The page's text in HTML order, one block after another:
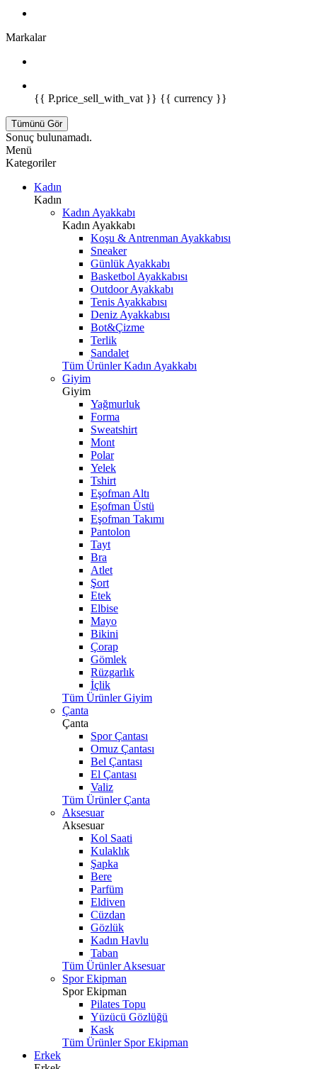
Markalar
{{ P.price_sell_with_vat }} {{ currency }}
Tümünü Gör
Sonuç bulunamadı.
Menü
Kategoriler
Kadın
Kadın
Kadın Ayakkabı
Kadın Ayakkabı
Koşu & Antrenman Ayakkabısı
Sneaker
Günlük Ayakkabı
Basketbol Ayakkabısı
Outdoor Ayakkabı
Tenis Ayakkabısı
Deniz Ayakkabısı
Bot&Çizme
Terlik
Sandalet
Tüm Ürünler Kadın Ayakkabı
Giyim
Giyim
Yağmurluk
Forma
Sweatshirt
Mont
Polar
Yelek
Tshirt
Eşofman Altı
Eşofman Üstü
Eşofman Takımı
Pantolon
Tayt
Bra
Atlet
Şort
Etek
Elbise
Mayo
Bikini
Çorap
Gömlek
Rüzgarlık
İçlik
Tüm Ürünler Giyim
Çanta
Çanta
Spor Çantası
Omuz Çantası
Bel Çantası
El Çantası
Valiz
Tüm Ürünler Çanta
Aksesuar
Aksesuar
Kol Saati
Kulaklık
Şapka
Bere
Parfüm
Eldiven
Cüzdan
Gözlük
Kadın Havlu
Taban
Tüm Ürünler Aksesuar
Spor Ekipman
Spor Ekipman
Pilates Topu
Yüzücü Gözlüğü
Kask
Tüm Ürünler Spor Ekipman
Erkek